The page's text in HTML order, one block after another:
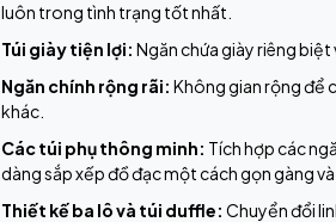
luôn trong tình trạng tốt nhất.
Túi giày tiện lợi: Ngăn chứa giày riêng biệt
Ngăn chính rộng rãi: Không gian rộng để
khác.
Các túi phụ thông minh: Tích hợp các
dàng sắp xếp đồ đạc một cách gọn gàng và
Thiết kế ba lô và túi duffle: Chuyển đổi